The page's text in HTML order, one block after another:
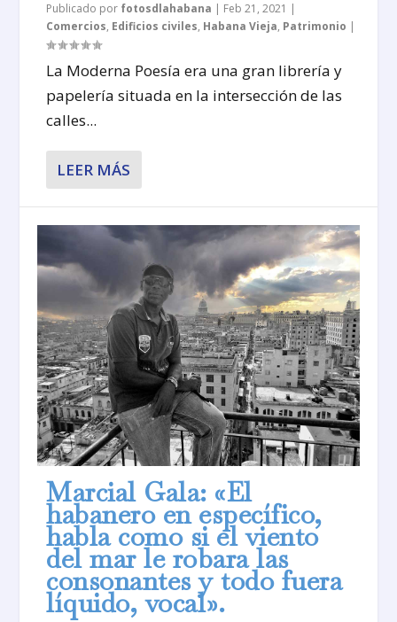
Publicado por fotosdlahabana | Feb 21, 2021 |
Comercios, Edificios civiles, Habana Vieja, Patrimonio |
La Moderna Poesía era una gran librería y
papelería situada en la intersección de las
calles...
LEER MÁS
Marcial Gala: «El
habanero en específico,
habla como si el viento
del mar le robara las
consonantes y todo fuera
líquido, vocal».